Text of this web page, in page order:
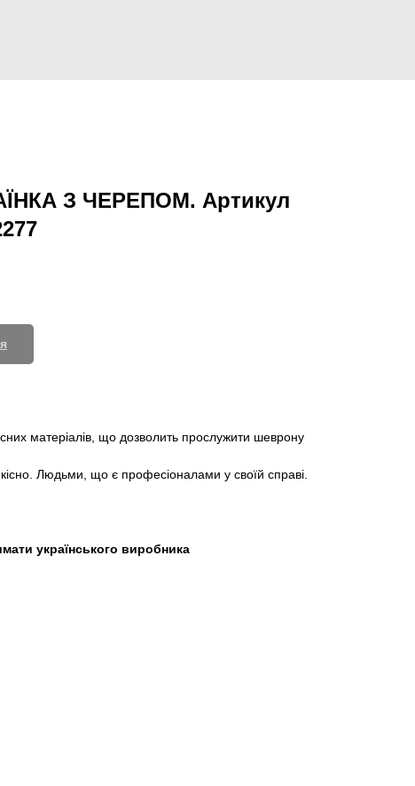
З ЧЕРЕПОМ. Артикул
матеріалів, що дозволить прослужити шеврону
Людьми, що є професіоналами у своїй справі.
українського виробника